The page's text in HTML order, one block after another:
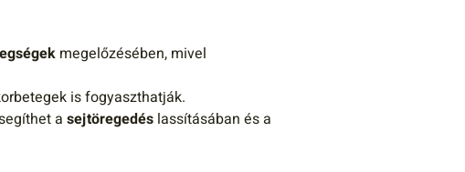
megelőzésében, mivel
is fogyaszthatják.
a sejtöregedés lassításában és a